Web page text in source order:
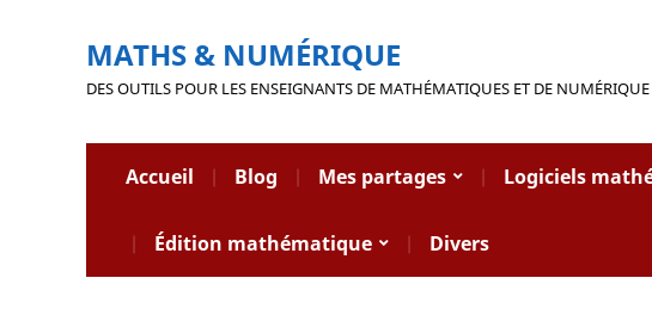
MATHS & NUMÉRIQUE
DES OUTILS POUR LES ENSEIGNANTS DE MATHÉMATIQUES ET DE NUMÉRIQUE
Accueil Blog Mes partages Logiciels
Édition mathématique Divers